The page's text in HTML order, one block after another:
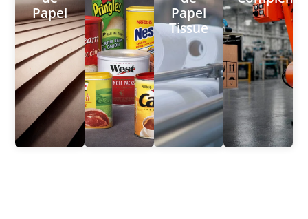
Papel
Papel
Tissue